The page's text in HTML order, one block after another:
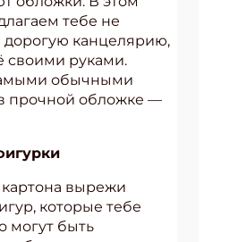
тебе не
дорогую канцелярию,
своими руками.
обычными
прочной обложке —
вырежи
которые тебе
могут быть